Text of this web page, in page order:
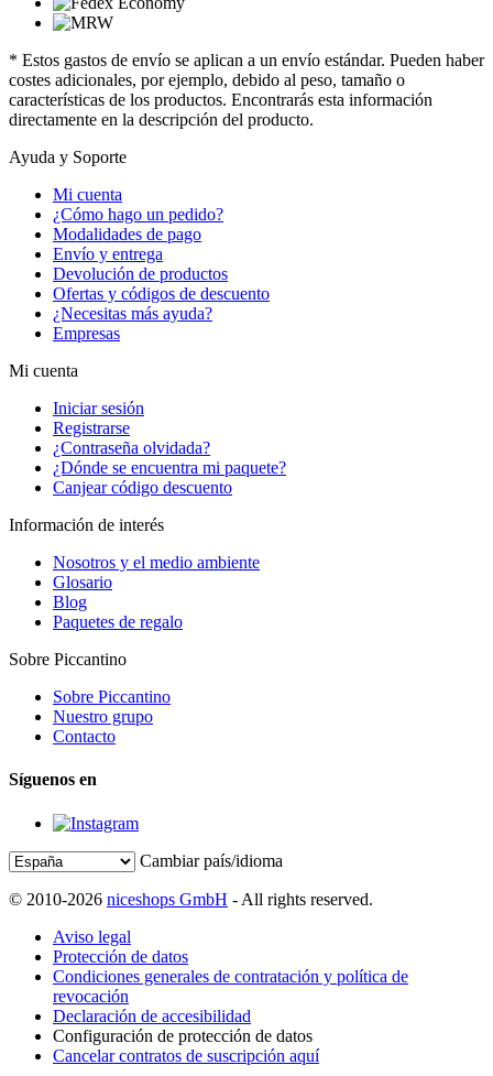
* Estos gastos de envío se aplican a un envío estándar. Pueden haber
costes adicionales, por ejemplo, debido al peso, tamaño o
características de los productos. Encontrarás esta información
directamente en la descripción del producto.
Ayuda y Soporte
Mi cuenta
¿Cómo hago un pedido?
Modalidades de pago
Envío y entrega
Devolución de productos
Ofertas y códigos de descuento
¿Necesitas más ayuda?
Empresas
Mi cuenta
Iniciar sesión
Registrarse
¿Contraseña olvidada?
¿Dónde se encuentra mi paquete?
Canjear código descuento
Información de interés
Nosotros y el medio ambiente
Glosario
Blog
Paquetes de regalo
Sobre Piccantino
Sobre Piccantino
Nuestro grupo
Contacto
Síguenos en
Cambiar país/idioma
© 2010-2026 niceshops GmbH - All rights reserved.
Aviso legal
Protección de datos
Condiciones generales de contratación y política de
revocación
Declaración de accesibilidad
Configuración de protección de datos
Cancelar contratos de suscripción aquí